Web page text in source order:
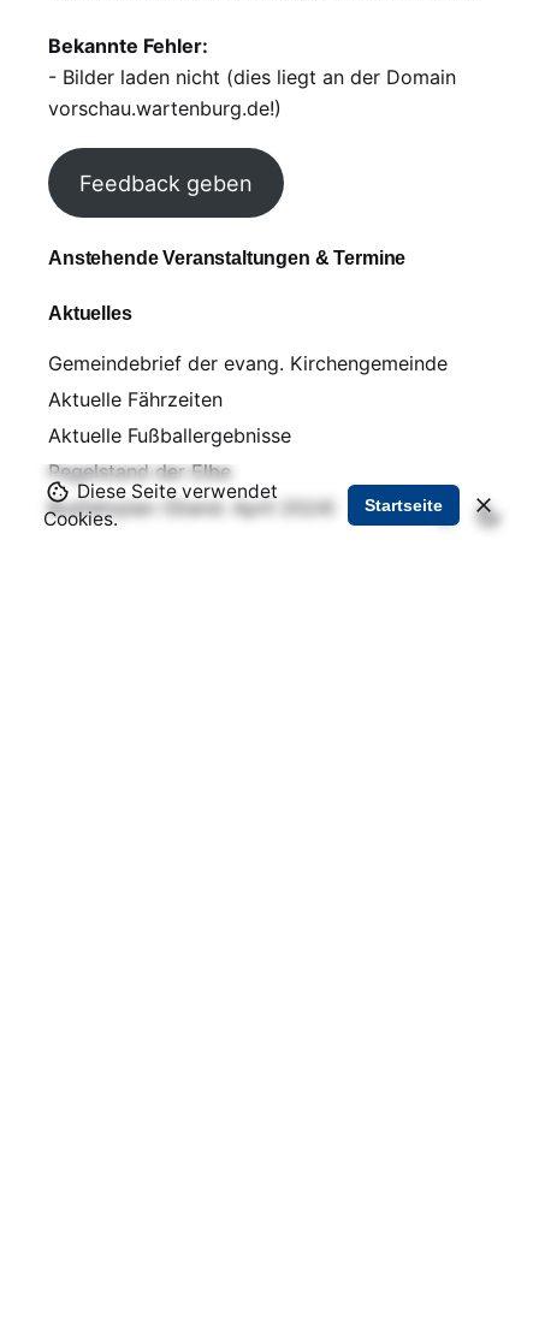
Bekannte Fehler:
- Bilder laden nicht (dies liegt an der Domain
vorschau.wartenburg.de!)
Feedback geben
Anstehende Veranstaltungen & Termine
Aktuelles
Gemeindebrief der evang. Kirchengemeinde
Aktuelle Fährzeiten
Aktuelle Fußballergebnisse
Pegelstand der Elbe
Busfahrplan (Stand: April 2024)
Diese Seite verwendet
Cookies.
Startseite